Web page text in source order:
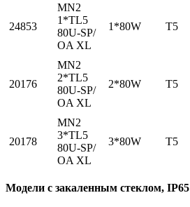
24853
MN2
1*TL5
80U-SP/
OA XL
1*80W T5
20176
MN2
2*TL5
80U-SP/
OA XL
2*80W T5
20178
MN2
3*TL5
80U-SP/
OA XL
3*80W T5
Модели с закаленным стеклом, IP65